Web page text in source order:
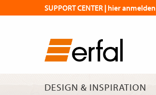
DESIGN & INSPIRATION
SUPPORT CENTER | hier anmelden